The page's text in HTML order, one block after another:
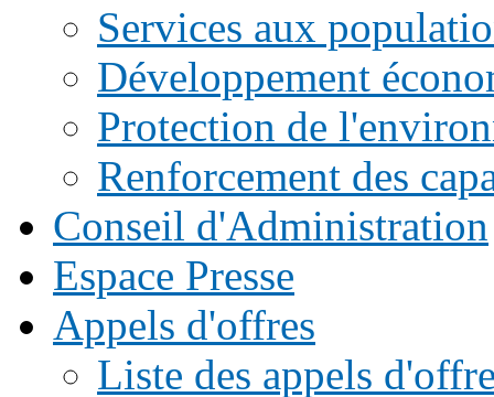
Services aux
Développement
Protection de
Renforcement des
Conseil d'Administration
Espace Presse
Appels d'offres
Liste des appels